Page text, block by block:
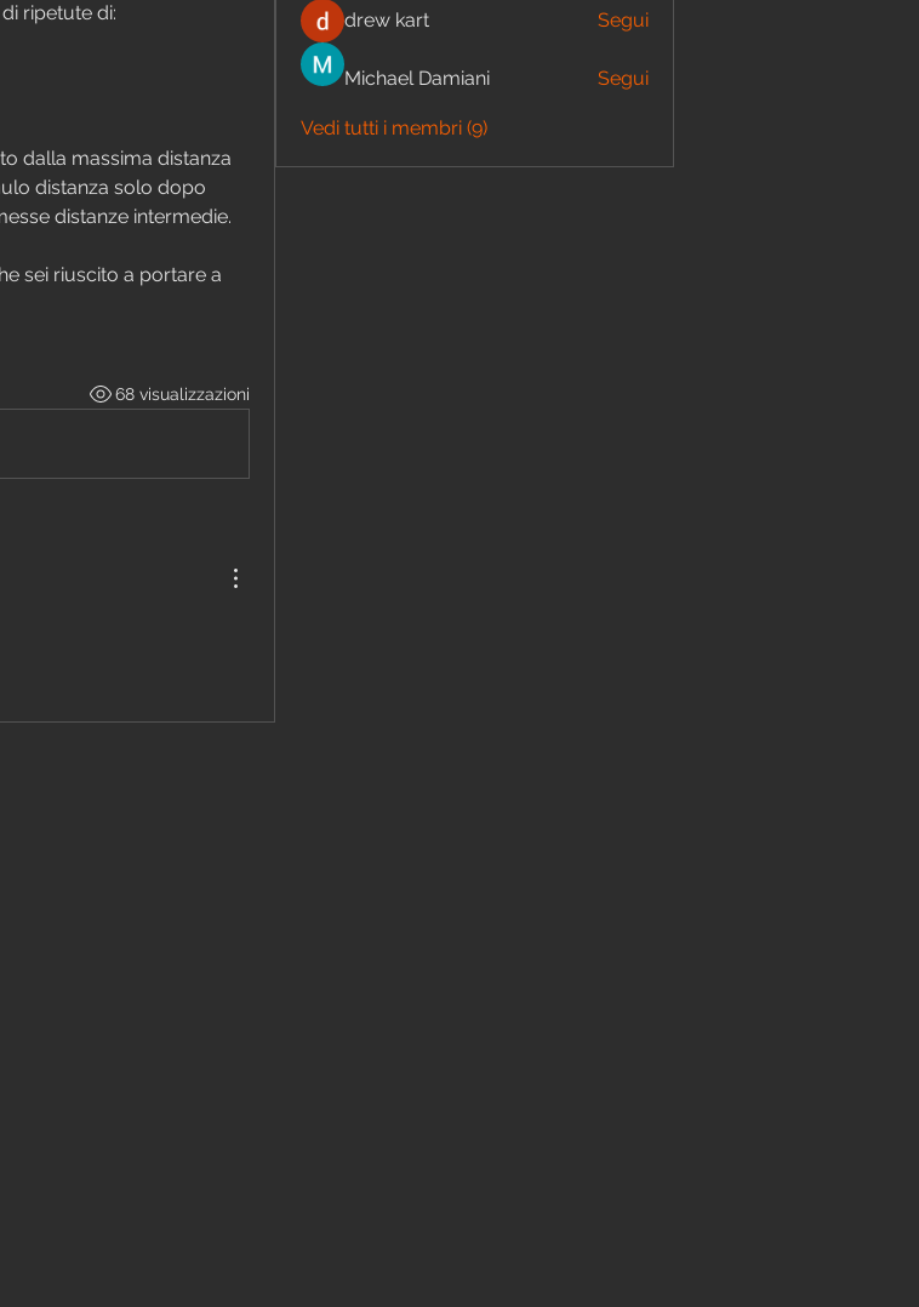
ripetute di:
dalla massima distanza
distanza solo dopo
distanze intermedie.
sei riuscito a portare a
68 visualizzazioni
drew kart
Segui
Michael Damiani Segui
Vedi tutti i membri (9)